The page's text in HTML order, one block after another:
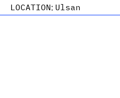
LOCATION: Ulsan